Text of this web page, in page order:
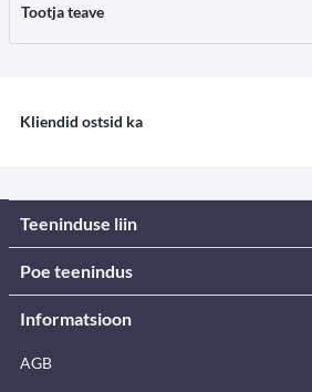
Tootja teave
Kliendid ostsid ka
Teeninduse liin
Poe teenindus
Informatsioon
AGB